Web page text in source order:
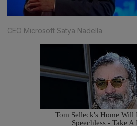
CEO Microsoft Satya Nadella